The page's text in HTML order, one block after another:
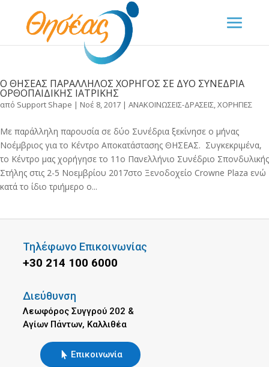
Ο ΘΗΣΕΑΣ ΠΑΡΑΛΛΗΛΟΣ ΧΟΡΗΓΟΣ ΣΕ ΔΥΟ ΣΥΝΕΔΡΙΑ
ΟΡΘΟΠΑΙΔΙΚΗΣ ΙΑΤΡΙΚΗΣ
από Support Shape | Νοέ 8, 2017 | ΑΝΑΚΟΙΝΩΣΕΙΣ-ΔΡΑΣΕΙΣ,ΧΟΡΗΓΙΕΣ
Με παράλληλη παρουσία σε δύο Συνέδρια ξεκίνησε ο μήνας
Νοέμβριος για το Κέντρο Αποκατάστασης ΘΗΣΕΑΣ. Συγκεκριμένα,
το Κέντρο μας χορήγησε το 11ο Πανελλήνιο Συνέδριο Σπονδυλικής
Στήλης στις 2-5 Νοεμβρίου 2017στο Ξενοδοχείο Crowne Plaza ενώ
κατά το ίδιο τριήμερο ο...
Τηλέφωνο Επικοινωνίας
+30 214 100 6000
Διεύθυνση
Λεωφόρος Συγγρού 202 &
Αγίων Πάντων, Καλλιθέα
Επικοινωνία